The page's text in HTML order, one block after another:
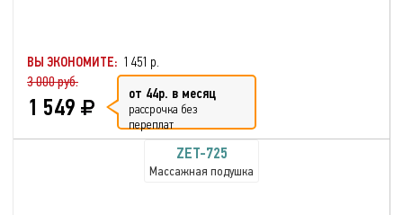
ВЫ ЭКОНОМИТЕ: 1 451 р.
3 000 руб.
1 549 от 44р. в месяц
рассрочка без
переплат
ZET-725
Массажная подушка